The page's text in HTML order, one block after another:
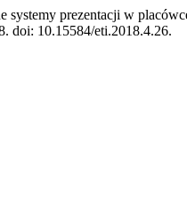
prezentacji w
doi: 10.15584/eti.2018.4.26.